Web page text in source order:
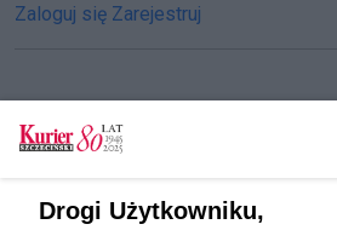
Zaloguj się Zarejestruj
CZYTAJ TAKŻE
[GALERIA]
Drogi Użytkowniku,